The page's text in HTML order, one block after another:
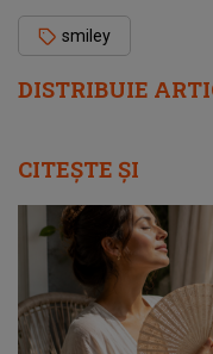
DISTRIBUIE
smiley
CITEȘTE ȘI